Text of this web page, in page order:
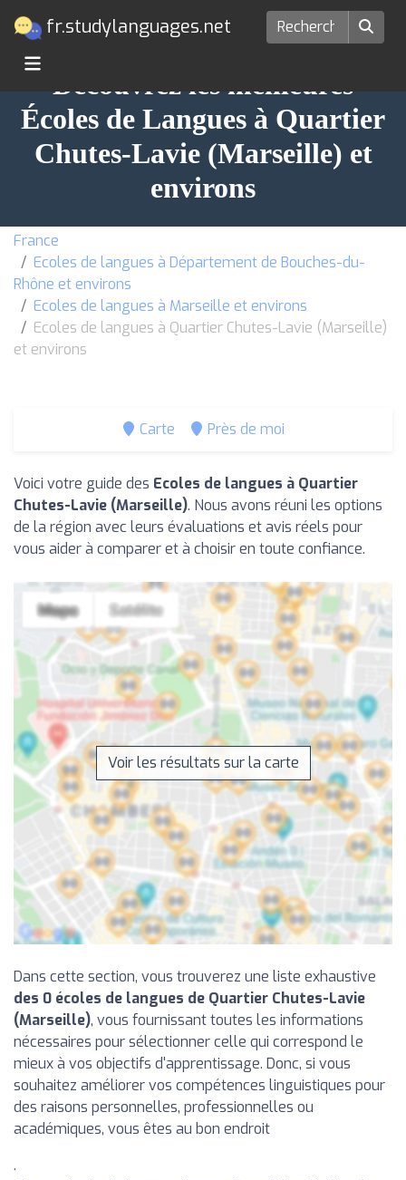
fr.studylanguages.net
Découvrez les meilleures
Écoles de Langues à Quartier
Chutes-Lavie (Marseille) et
environs
France
Ecoles de langues à Département de Bouches-du-
Rhône et environs
Ecoles de langues à Marseille et environs
Ecoles de langues à Quartier Chutes-Lavie (Marseille)
et environs
Carte Près de moi
Voici votre guide des Ecoles de langues à Quartier
Chutes-Lavie (Marseille). Nous avons réuni les options
de la région avec leurs évaluations et avis réels pour
vous aider à comparer et à choisir en toute confiance.
Voir les résultats sur la carte
Dans cette section, vous trouverez une liste exhaustive
des 0 écoles de langues de Quartier Chutes-Lavie
(Marseille), vous fournissant toutes les informations
nécessaires pour sélectionner celle qui correspond le
mieux à vos objectifs d'apprentissage. Donc, si vous
souhaitez améliorer vos compétences linguistiques pour
des raisons personnelles, professionnelles ou
académiques, vous êtes au bon endroit
.